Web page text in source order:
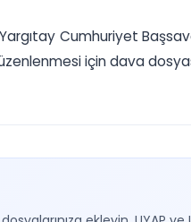
Cumhuriyet
için dava